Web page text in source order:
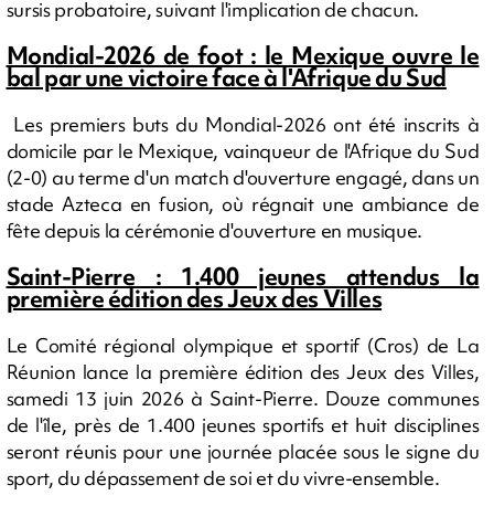
sursis probatoire, suivant l'implication de chacun.
Mondial-2026 de foot : le Mexique ouvre le
bal par une victoire face à l'Afrique du Sud
Les premiers buts du Mondial-2026 ont été inscrits à
domicile par le Mexique, vainqueur de l'Afrique du Sud
(2-0) au terme d'un match d'ouverture engagé, dans un
stade Azteca en fusion, où régnait une ambiance de
fête depuis la cérémonie d'ouverture en musique.
Saint-Pierre : 1.400 jeunes attendus la
première édition des Jeux des Villes
Le Comité régional olympique et sportif (Cros) de La
Réunion lance la première édition des Jeux des Villes,
samedi 13 juin 2026 à Saint-Pierre. Douze communes
de l'île, près de 1.400 jeunes sportifs et huit disciplines
seront réunis pour une journée placée sous le signe du
sport, du dépassement de soi et du vivre-ensemble.